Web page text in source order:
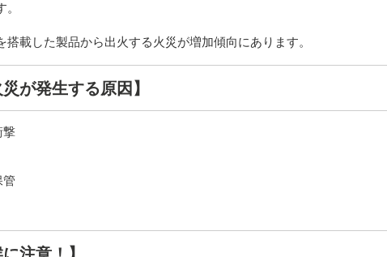
載した製品から出火する火災が増加傾向にあります。
が発生する原因】
撃
管